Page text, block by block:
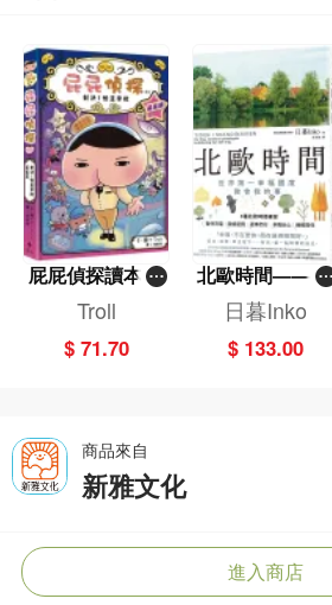
屁屁偵探讀本(1
3)－－對決！怪
篇）
Troll
$ 71.70
北歐時間——世
界第一幸福國度
教會我的事
日暮Inko
$ 133.00
商品來自
新雅文化
進入商店